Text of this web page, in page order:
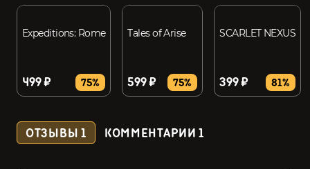
Expeditions: Rome
499 ₽ 75%
Tales of Arise
599 ₽ 75%
SCARLET NEXUS
399 ₽ 81%
ОТЗЫВЫ1 КОММЕНТАРИИ1